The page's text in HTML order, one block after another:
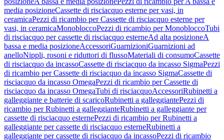
media posizioneCassette di risciacquo esterne per vasi, in
ceramicaPezzi di ricambio per Cassette di risciacquo esterne per
vasi, in ceramicaMonobloccoPezzi di ricambio per MonobloccoTubi
di risciacquo per cassette di risciacquo esterneAd alta posizioneA
bassa e media posizioneAccessoriGuarnizioniGuarnizioni ad
anelloNippli, rosoni e riduttori di flussoMateriali di consumoCassette
di risciacquo da incassoCassette di risciacquo da incasso SigmaPezzi
di ricambio per Cassette di risciacquo da incasso SigmaCassette di
risciacquo da incasso OmegaPezzi di ricambio per Cassette di
risciacquo da incasso OmegaTubi di risciacquoAccessoriRubinetti a
galleggiante e batterie di scaricoRubinetti a galleggiantePezzi di
ricambio per Rubinetti a galleggianteRubinetti a galleggiante per
cassette di risciacquo esternePezzi di ricambio per Rubinetti a
galleggiante per cassette di risciacquo esterneRubinetti a
galleggiante per cassette di risciacquo da incassoPezzi di ricambio